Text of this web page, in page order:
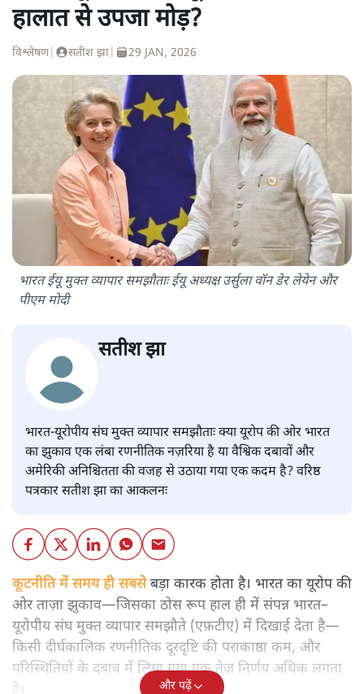
हालात से उपजा मोड़?
विश्लेषण| सतीश झा 29 JAN, 2026
भारत ईयू मुक्त व्यापार समझौताः ईयू अध्यक्ष उर्सुला वॉन डेर लेयेन और
पीएम मोदी
सतीश झा
भारत-यूरोपीय संघ मुक्त व्यापार समझौताः क्या यूरोप की ओर भारत
का झुकाव एक लंबा रणनीतिक नज़रिया है या वैश्विक दबावों और
अमेरिकी अनिश्चितता की वजह से उठाया गया एक कदम है? वरिष्ठ
पत्रकार सतीश झा का आकलनः
कूटनीति में समय ही सबसेबड़ा कारक होता है। भारत का यूरोप की
ओर ताज़ा झुकाव—जिसका ठोस रूप हाल ही में संपन्न भारत–
यूरोपीय संघ मुक्त व्यापार समझौते (एफ़टीए) में दिखाई देता है—
किसी दीर्घकालिक रणनीतिक दूरदृष्टि की पराकाष्ठा कम, और
परिस्थितियों के दबाव में लिया गया एक तेज़ निर्णय अधिक लगता
और पढ़ें